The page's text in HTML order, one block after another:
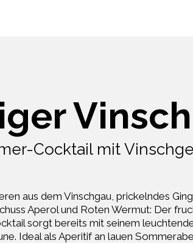
Cocktail mit
aus dem Vinschgau, prickelndes
Aperol und Roten Wermut: Der
sorgt bereits mit seinem
Ideal als Aperitif an lauen